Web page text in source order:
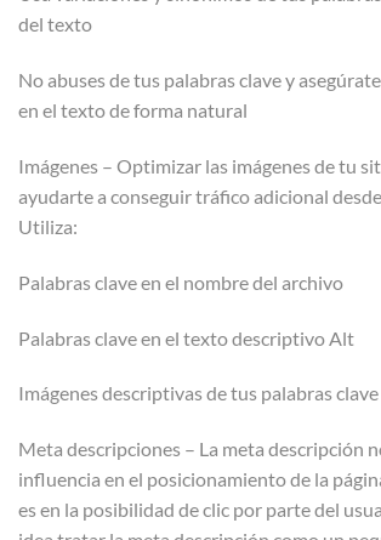
del texto
No abuses de tus palabras clave y
en el texto de forma natural
Imágenes – Optimizar las imágenes de tu
ayudarte a conseguir tráfico adicional
Utiliza:
Palabras clave en el nombre del archivo
Palabras clave en el texto descriptivo Alt
Imágenes descriptivas de tus palabras clave
Meta descripciones – La meta descripción
influencia en el posicionamiento de la
es en la posibilidad de clic por parte del